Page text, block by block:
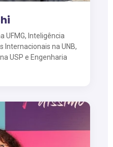
UFMG, Inteligência
Internacionais na UNB,
USP e Engenharia